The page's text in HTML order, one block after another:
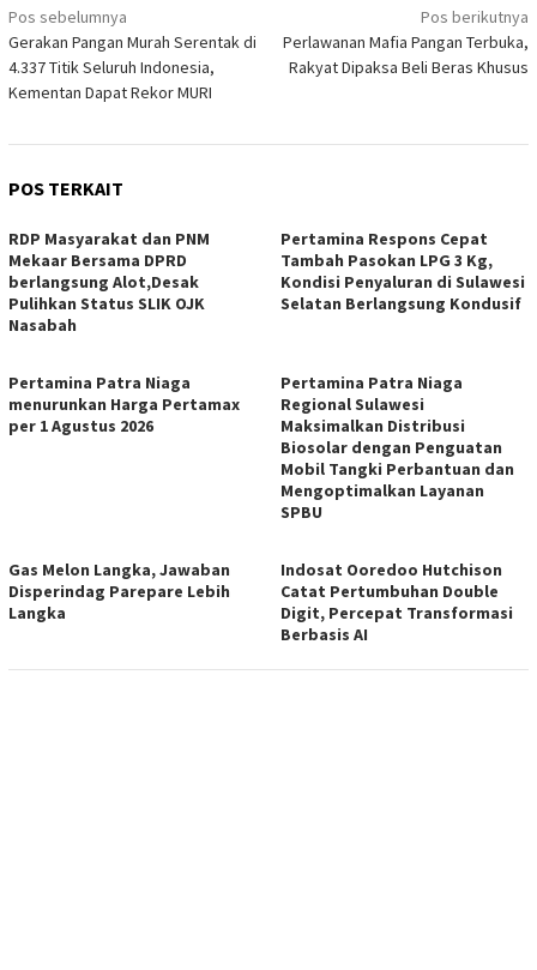
Navigasi
pos
Pos sebelumnya
Gerakan Pangan Murah Serentak di
4.337 Titik Seluruh Indonesia,
Kementan Dapat Rekor MURI
Pos berikutnya
Perlawanan Mafia Pangan Terbuka,
Rakyat Dipaksa Beli Beras Khusus
POS TERKAIT
RDP Masyarakat dan PNM
Mekaar Bersama DPRD
berlangsung Alot,Desak
Pulihkan Status SLIK OJK
Nasabah
Pertamina Respons Cepat
Tambah Pasokan LPG 3 Kg,
Kondisi Penyaluran di Sulawesi
Selatan Berlangsung Kondusif
Pertamina Patra Niaga
menurunkan Harga Pertamax
per 1 Agustus 2026
Pertamina Patra Niaga
Regional Sulawesi
Maksimalkan Distribusi
Biosolar dengan Penguatan
Mobil Tangki Perbantuan dan
Mengoptimalkan Layanan
SPBU
Gas Melon Langka, Jawaban
Disperindag Parepare Lebih
Langka
Indosat Ooredoo Hutchison
Catat Pertumbuhan Double
Digit, Percepat Transformasi
Berbasis AI